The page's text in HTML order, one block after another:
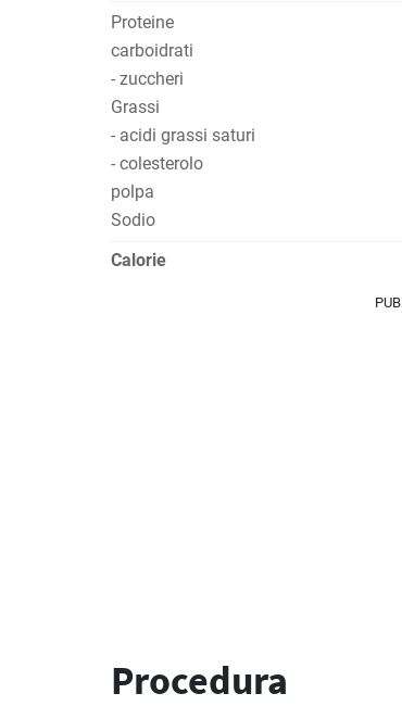
Proteine
carboidrati
- zuccheri
Grassi
- acidi grassi saturi
- colesterolo
polpa
Sodio
Calorie
Procedura